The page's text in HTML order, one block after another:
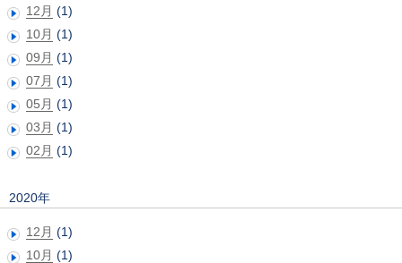
12月 (1)
10月 (1)
09月 (1)
07月 (1)
05月 (1)
03月 (1)
02月 (1)
2020年
12月 (1)
10月 (1)